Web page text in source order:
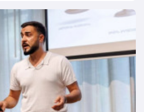
სექტორის მდგრადობას. მათი
რჩება კარგად
და მომგებიანი.
ეფექტიანი
საზედამხედველო პოლიტიკა
ფინანსური
საბანკო სექტორის
და ფინანსური
შემცირებაში. სარეიტინგო
საქართველოს საბანკო
და სტუდენტებს,
აქტიური სტატუსი და
sCool Card ან Student Card.
შეღავათი პირველი
ქუთაისის უმაღლეს
ჩარიცხული სტუდენტები
სარგებლობას სტუდენტური
რომლებსაც საქართველოს